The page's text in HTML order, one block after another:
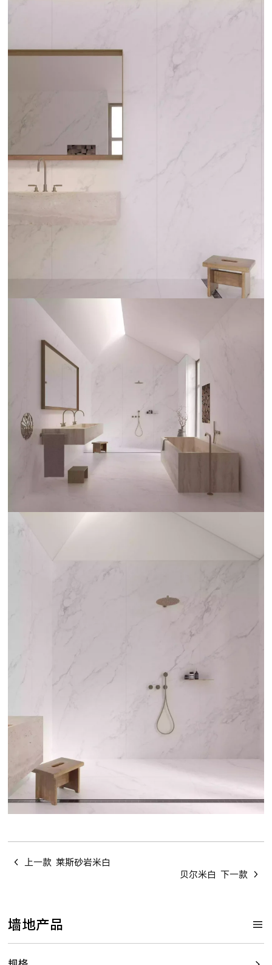
上一款 莱斯砂岩米白
贝尔米白 下一款
墙地产品